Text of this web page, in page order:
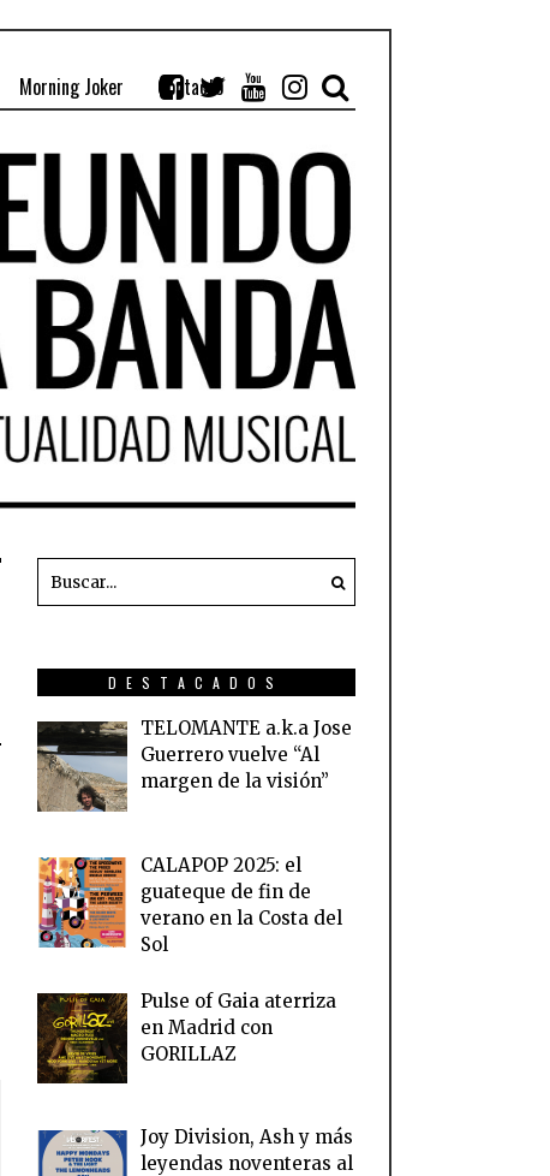
Morning Joker Contacto
DESTACADOS
TELOMANTE a.k.a Jose
Guerrero vuelve “Al
margen de la visión”
CALAPOP 2025: el
guateque de fin de
verano en la Costa del
Sol
Pulse of Gaia aterriza
en Madrid con
GORILLAZ
Joy Division, Ash y más
leyendas noventeras al